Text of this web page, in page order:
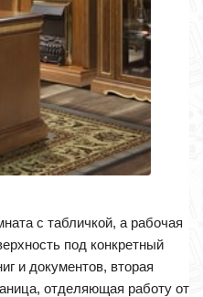
с табличкой, а рабочая
под конкретный
и документов, вторая
отделяющая работу от